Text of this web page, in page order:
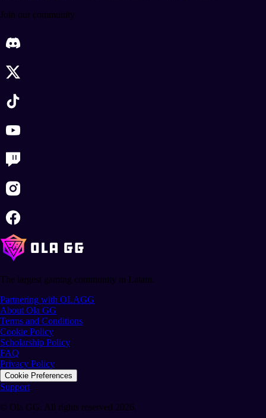
Join our community
The largest gaming community in Latam.
Partnering with OLAGG
About Ola GG
Terms and Conditions
Cookie Policy
Scholarship Policy
FAQ
Privacy Policy
Cookie Preferences
Support
© Ola GG. All rights reserved 2026.